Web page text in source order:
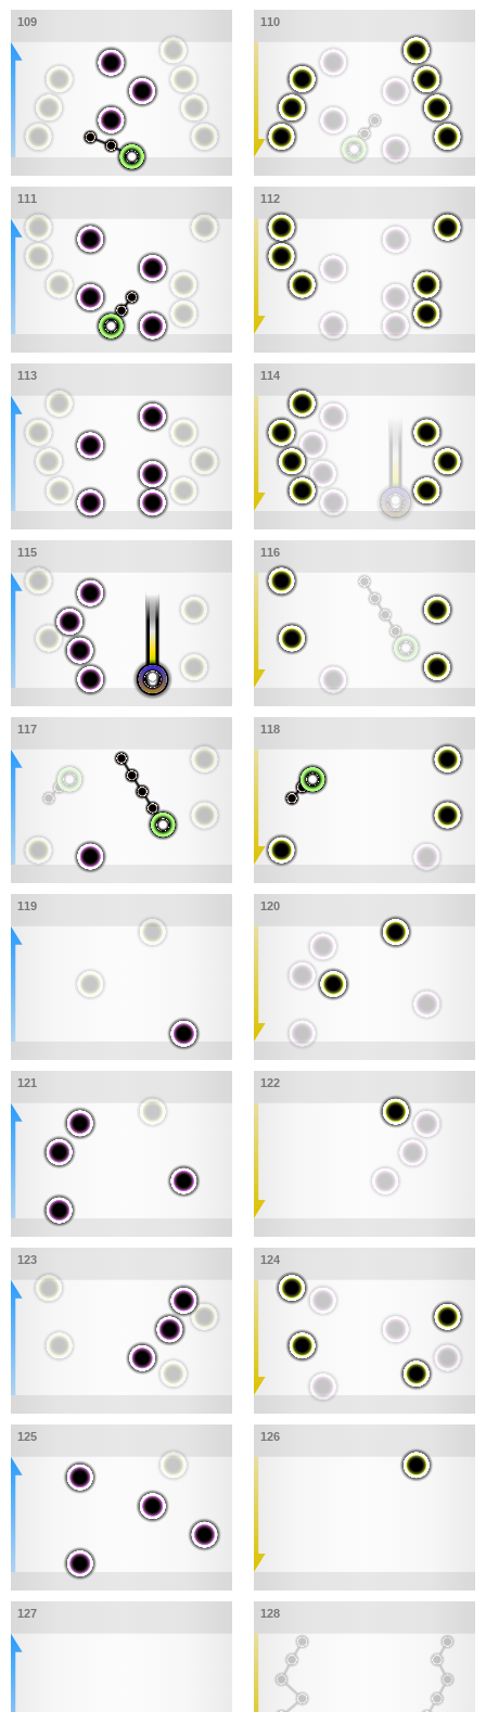
109 110
111 112
113 114
115 116
117 118
119 120
121 122
123 124
125 126
127 128